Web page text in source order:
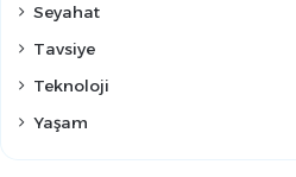
Seyahat
Tavsiye
Teknoloji
Yaşam